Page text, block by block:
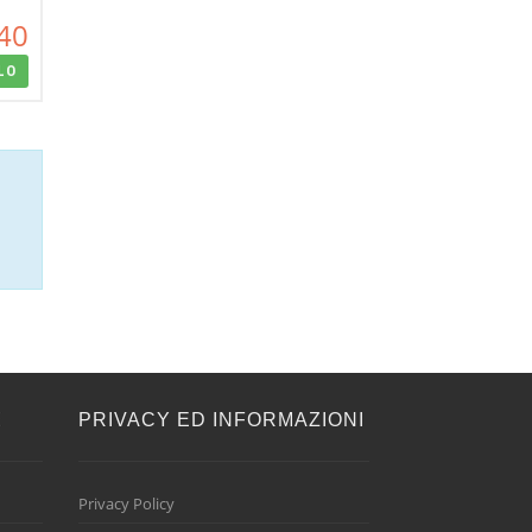
PRIVACY ED INFORMAZIONI
Privacy Policy